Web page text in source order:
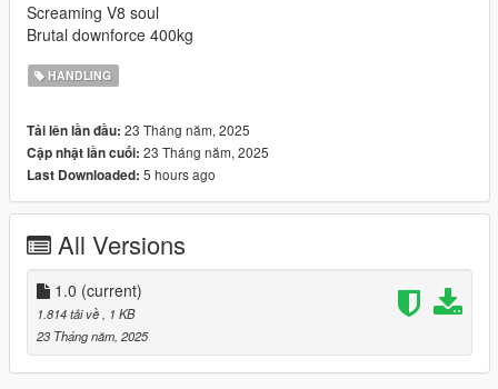
Screaming V8 soul
Brutal downforce 400kg
HANDLING
Tải lên lần đầu: 23 Tháng năm, 2025
Cập nhật lần cuối: 23 Tháng năm, 2025
Last Downloaded: 5 hours ago
All Versions
1.0 (current)
1.814 tải về
, 1 KB
23 Tháng năm, 2025